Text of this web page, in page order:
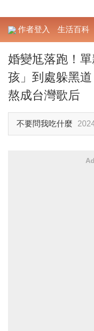
作者登入 生活百科
婚變尪落跑！
孩」到處躲黑
熬成台灣歌后
不要問我吃什麼